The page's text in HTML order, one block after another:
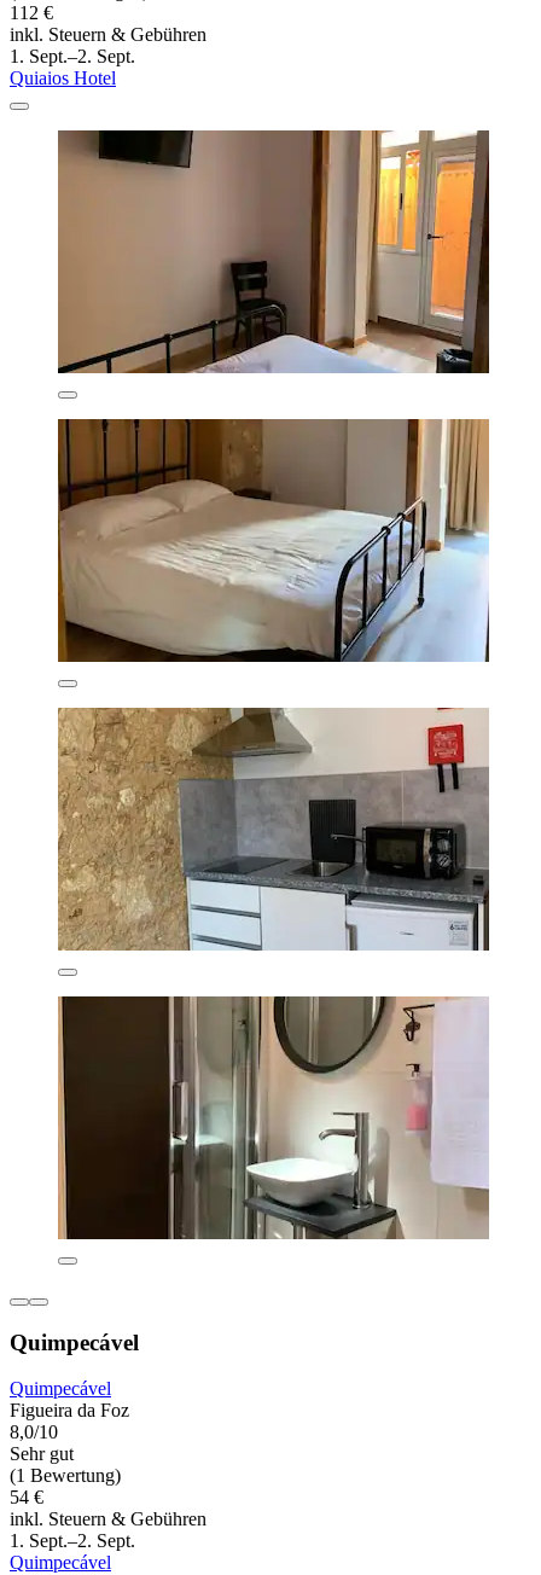
112 €
inkl. Steuern & Gebühren
1. Sept.–2. Sept.
Quiaios Hotel
Quimpecável
Quimpecável
Figueira da Foz
8,0/10
Sehr gut
(1 Bewertung)
54 €
inkl. Steuern & Gebühren
1. Sept.–2. Sept.
Quimpecável